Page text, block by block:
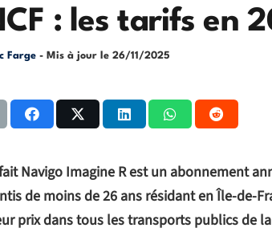
: les tarifs en
Farge - Mis à jour le 26/11/2025
Navigo Imagine R est un abonnement
de moins de 26 ans résidant en Île-de-
prix dans tous les transports publics de